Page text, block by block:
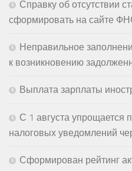
Справку об отсутствии
сформировать на сайте
Неправильное
к возникновению
Выплата зарплаты
С 1 августа упрощается
налоговых уведомлений
Сформирован рейтинг